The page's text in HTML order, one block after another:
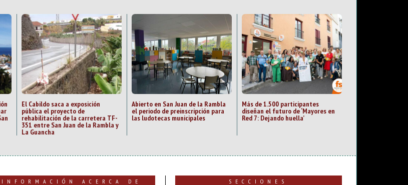
El Cabildo saca a exposición
pública el proyecto de
rehabilitación de la carretera TF-
351 entre San Juan de la Rambla y
La Guancha
Abierto en San Juan de la Rambla
el periodo de preinscripción para
las ludotecas municipales
Más de 1.500 participantes
diseñan el futuro de ‘Mayores en
Red 7: Dejando huella’
INFORMACIÓN ACERCA DE SECCIONES